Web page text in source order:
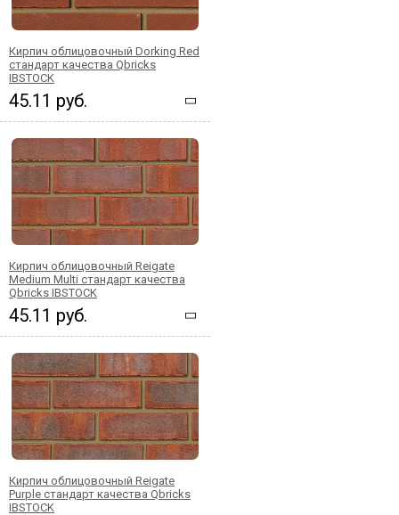
Кирпич облицовочный Dorking Red
стандарт качества Qbricks
IBSTOCK
45.11 руб.
Кирпич облицовочный Reigate
Medium Multi стандарт качества
Qbricks IBSTOCK
45.11 руб.
Кирпич облицовочный Reigate
Purple стандарт качества Qbricks
IBSTOCK